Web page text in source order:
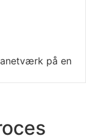
på en